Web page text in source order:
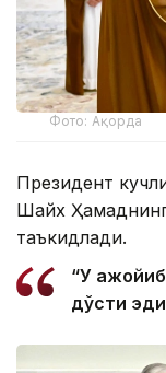
Фото: Ақорда
Президент
Шайх Ҳамаднинг
таъкидлади.
“У ажойиб
дўсти